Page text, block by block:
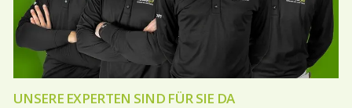
UNSERE EXPERTEN SIND FÜR SIE DA